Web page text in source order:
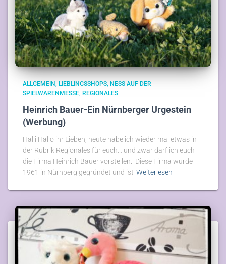
ALLGEMEIN LIEBLINGSSHOPS NESS AUF DER
SPIELWARENMESSE REGIONALES
Heinrich Bauer-Ein Nürnberger Urgestein
(Werbung)
Halli Hallo ihr Lieben, heute habe ich wieder mal etwas in
der Rubrik Regionales für euch… und zwar darf ich euch
die Firma Heinrich Bauer vorstellen. Diese Firma wurde
1961 in Nürnberg gegründet und ist Weiterlesen